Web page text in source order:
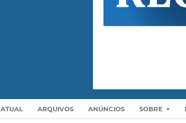
ATUAL ARQUIVOS ANÚNCIOS SOBRE